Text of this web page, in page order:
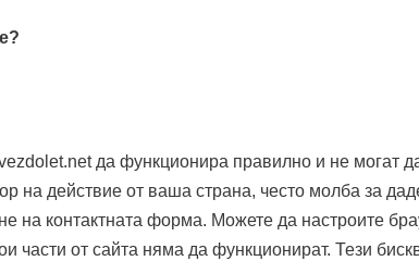
да функционира правилно и не могат
на действие от ваша страна, често молба за
на контактната форма. Можете да настроите
части от сайта няма да функционират. Тези